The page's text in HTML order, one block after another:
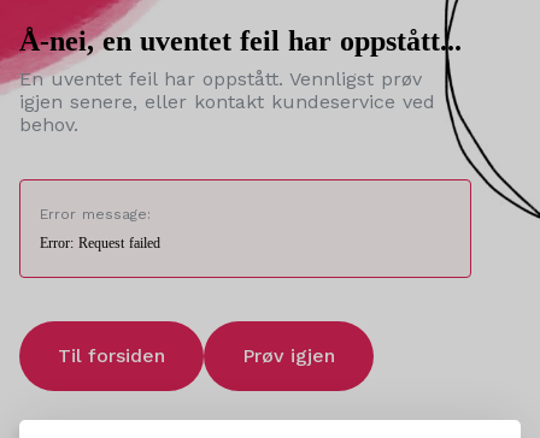
Å-nei, en uventet feil har oppstått...
En uventet feil har oppstått. Vennligst prøv
igjen senere, eller kontakt kundeservice ved
behov.
Error message:
Error: Request failed
Til forsiden Prøv igjen